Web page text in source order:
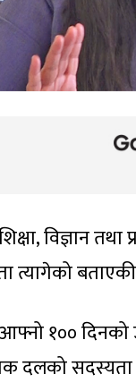
विज्ञान
त्यागेको
१०० दिनको
दलको सदस्यता